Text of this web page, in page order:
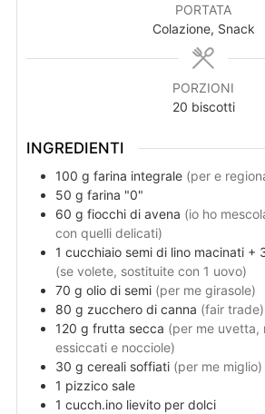
PORTATA
Colazione, Snack
PORZIONI
20 biscotti
INGREDIENTI
100 g farina integrale (per e
50 g farina "0"
60 g fiocchi di avena (io ho
con quelli delicati)
1 cucchiaio semi di lino macinati +
(se volete, sostituite con 1 uovo)
70 g olio di semi (per me girasole)
80 g zucchero di canna (fair trade)
120 g frutta secca (per me uvetta,
essiccati e nocciole)
30 g cereali soffiati (per me miglio)
1 pizzico sale
1 cucch.ino lievito per dolci